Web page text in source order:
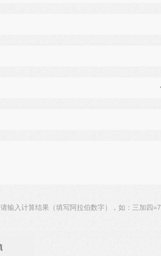
请输入计算结果（填写阿拉伯数字），如：三加四=7